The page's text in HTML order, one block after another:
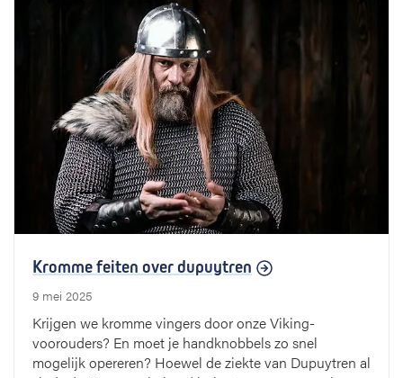
Kromme feiten over dupuytren
9 mei 2025
Krijgen we kromme vingers door onze Viking-
voorouders? En moet je handknobbels zo snel
mogelijk opereren? Hoewel de ziekte van Dupuytren al